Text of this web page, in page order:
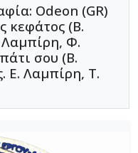
Odeon (GR)
κεφάτος (Β.
Φ.
σου (Β.
Ε. Λαμπίρη, Τ.